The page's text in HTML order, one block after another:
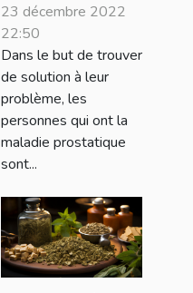
des médecins
sur le
Prostalim XR ?
23 décembre 2022
22:50
Dans le but de trouver
de solution à leur
problème, les
personnes qui ont la
maladie prostatique
sont...